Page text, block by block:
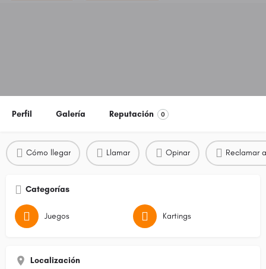
Perfil Galería Reputación 0
Cómo llegar Llamar Opinar Reclamar
Categorías
Juegos Kartings
Localización